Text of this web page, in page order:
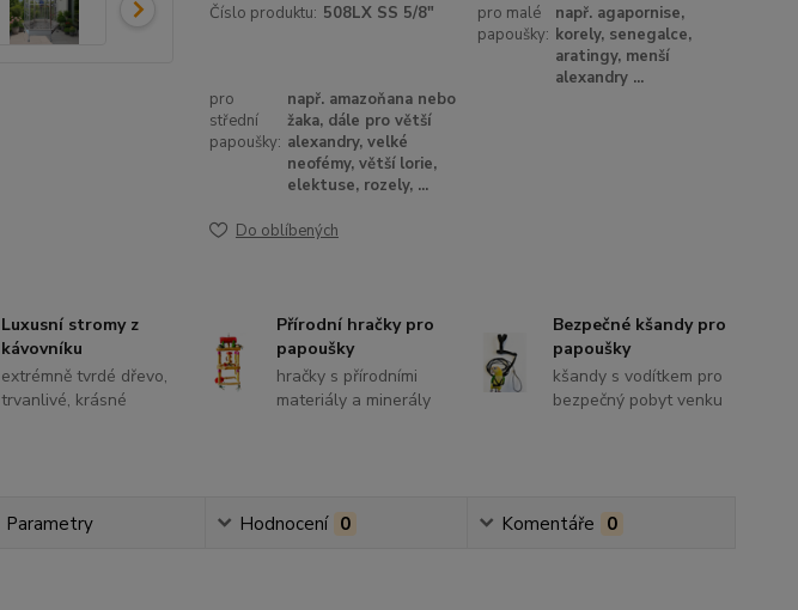
Číslo produktu: 508LX SS 5/8"
pro malé
papoušky:
např. agapornise,
korely, senegalce,
aratingy, menší
alexandry ...
pro
střední
papoušky:
např. amazoňana nebo
žaka, dále pro větší
alexandry, velké
neofémy, větší lorie,
elektuse, rozely, ...
Do oblíbených
Luxusní stromy z
kávovníku
extrémně tvrdé dřevo,
trvanlivé, krásné
Přírodní hračky pro
papoušky
hračky s přírodními
materiály a minerály
Bezpečné kšandy pro
papoušky
kšandy s vodítkem pro
bezpečný pobyt venku
Parametry Hodnocení 0 Komentáře 0